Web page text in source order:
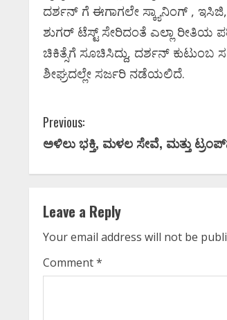
ದರ್ಶನ್‌ ಗೆ ಈಗಾಗಲೇ ಸ್ಕ್ಯಾನಿಂಗ್‌ ,
ಶುಗರ್‌ ಟೆಸ್ಟ್‌ ಸೇರಿದಂತೆ ಎಲ್ಲಾ ರೀತಿಯ
ಚಿಕಿತ್ಸೆಗೆ ಸೂಚಿಸಿದ್ದು, ದರ್ಶನ್‌ ಕುಟುಂಬ
ಶೀಘ್ರದಲ್ಲೇ ಸರ್ಜರಿ ನಡೆಯಲಿದೆ.
C
o
n
t
i
n
Previous:
ಅಳಿಲು ಭಕ್ತಿ, ಮಳಲ ಸೇವೆ, ಮತ್ತು
Leave a Reply
Your email address will not be
Comment*